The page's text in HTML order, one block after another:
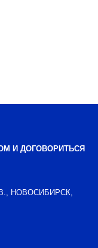
И ДОГОВОРИТЬСЯ
НОВОСИБИРСК,